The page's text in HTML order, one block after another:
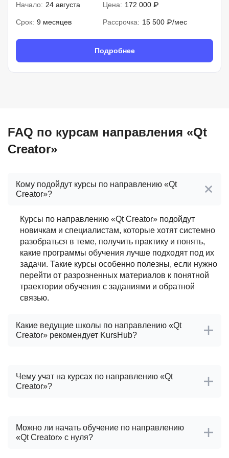
Начало: 24 августа Цена: 172 000 ₽
Срок: 9 месяцев Рассрочка: 15 500 ₽/мес
Подробнее
FAQ по курсам направления «Qt
Creator»
Кому подойдут курсы по направлению «Qt
Creator»?
Курсы по направлению «Qt Creator» подойдут
новичкам и специалистам, которые хотят системно
разобраться в теме, получить практику и понять,
какие программы обучения лучше подходят под их
задачи. Такие курсы особенно полезны, если нужно
перейти от разрозненных материалов к понятной
траектории обучения с заданиями и обратной
связью.
Какие ведущие школы по направлению «Qt
Creator» рекомендует KursHub?
KursHub выделяет ведущие проверенные школы:
Яндекс Практикум
практические задания, формат обратной связи,
специализация школы, примеры работ и отзывы
Чему учат на курсах по направлению «Qt
Creator»?
разбирают базовые понятия, практические задачи и
инструменты, которые нужны для самостоятельной
Можно ли начать обучение по направлению
«Qt Creator» с нуля?